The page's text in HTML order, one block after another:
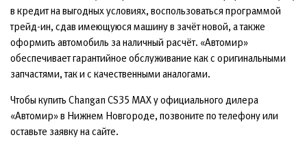
в кредит на выгодных условиях, воспользоваться программой
трейд-ин, сдав имеющуюся машину в зачёт новой, а также
оформить автомобиль за наличный расчёт. «Автомир»
обеспечивает гарантийное обслуживание как с оригинальными
запчастями, так и с качественными аналогами.
Чтобы купить Changan CS35 MAX у официального дилера
«Автомир» в Нижнем Новгороде, позвоните по телефону или
оставьте заявку на сайте.